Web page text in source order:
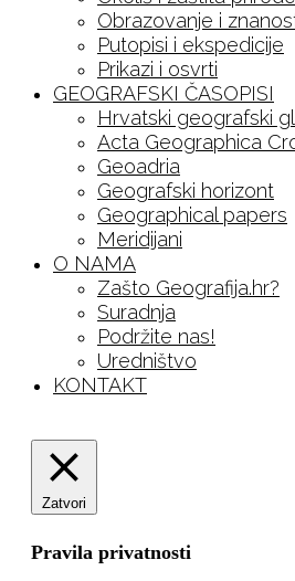
Obrazovanje i
Putopisi i ekspedicije
Prikazi i osvrti
GEOGRAFSKI ČASOPISI
Hrvatski geografski
Acta Geographica
Geoadria
Geografski horizont
Geographical papers
Meridijani
O NAMA
Zašto Geografija.hr?
Suradnja
Podržite nas!
Uredništvo
KONTAKT
Zatvori
Pravila privatnosti